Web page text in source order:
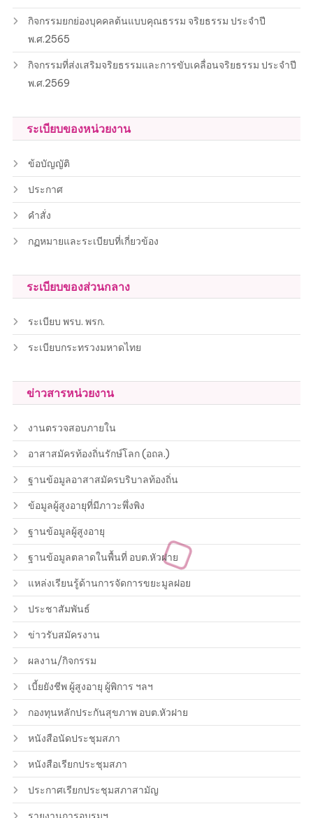
กิจกรรมยกย่องบุคคลต้นแบบคุณธรรม จริยธรรม ประจำปี
พ.ศ.2565
กิจกรรมที่ส่งเสริมจริยธรรมและการขับเคลื่อนจริยธรรม ประจำปี
พ.ศ.2569
ระเบียบของหน่วยงาน
ข้อบัญญัติ
ประกาศ
คำสั่ง
กฏหมายและระเบียบที่เกี่ยวข้อง
ระเบียบของส่วนกลาง
ระเบียบ พรบ. พรก.
ระเบียบกระทรวงมหาดไทย
ข่าวสารหน่วยงาน
งานตรวจสอบภายใน
อาสาสมัครท้องถิ่นรักษ์โลก (อถล.)
ฐานข้อมูลอาสาสมัครบริบาลท้องถิ่น
ข้อมูลผู้สูงอายุที่มีภาวะพึ่งพิง
ฐานข้อมูลผู้สูงอายุ
ฐานข้อมูลตลาดในพื้นที่ อบต.หัวฝาย
แหล่งเรียนรู้ด้านการจัดการขยะมูลฝอย
ประชาสัมพันธ์
ข่าวรับสมัครงาน
ผลงาน/กิจกรรม
เบี้ยยังชีพ ผู้สูงอายุ ผู้พิการ ฯลฯ
กองทุนหลักประกันสุขภาพ อบต.หัวฝาย
หนังสือนัดประชุมสภา
หนังสือเรียกประชุมสภา
ประกาศเรียกประชุมสภาสามัญ